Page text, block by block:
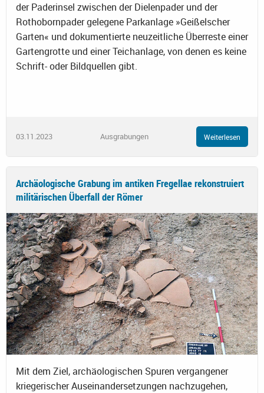
der Paderinsel zwischen der Dielenpader und der
Rothobornpader gelegene Parkanlage »Geißelscher
Garten« und dokumentierte neuzeitliche Überreste einer
Gartengrotte und einer Teichanlage, von denen es keine
Schrift- oder Bildquellen gibt.
03.11.2023 Ausgrabungen Weiterlesen
Archäologische Grabung im antiken Fregellae rekonstruiert
militärischen Überfall der Römer
Mit dem Ziel, archäologischen Spuren vergangener
kriegerischer Auseinandersetzungen nachzugehen,